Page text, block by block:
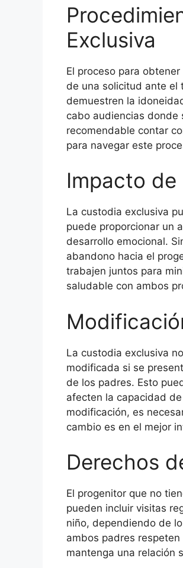
Exclusiva
El proceso para
de una solicitud ante el
demuestren la
cabo audiencias donde
recomendable contar
para navegar este
Impacto de
La custodia exclusiva
puede proporcionar un
desarrollo emocional.
abandono hacia el
trabajen juntos para
saludable con ambos
La custodia exclusiva
modificada si se
de los padres. Esto
afecten la capacidad
modificación, es
cambio es en el mejor
Derechos
El progenitor que no
pueden incluir visitas
niño, dependiendo de
ambos padres
mantenga una relación